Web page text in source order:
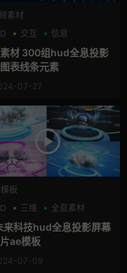
素材
交互 信息
材 300组hud全息投影
表线条元素
07-27
板
三维 全息素材
来科技hud全息投影屏幕
ae模板
07-09